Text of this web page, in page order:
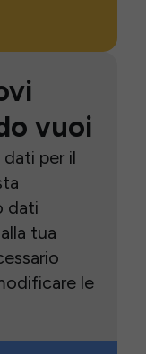
vuoi
per il
dati
tua
le